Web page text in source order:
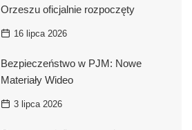
Orzeszu oficjalnie rozpoczęty
16 lipca 2026
Bezpieczeństwo w PJM: Nowe
Materiały Wideo
3 lipca 2026